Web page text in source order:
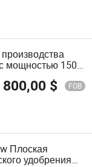
мощностью 1500-
800,00 $ FOB
Плоская
удобрения